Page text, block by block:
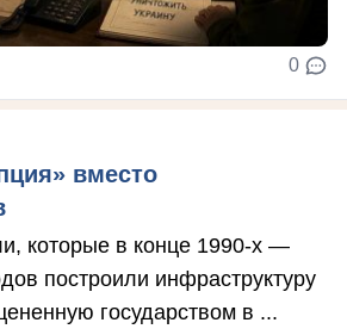
0
вместо
которые в конце 1990-х —
построили инфраструктуру
государством в ...